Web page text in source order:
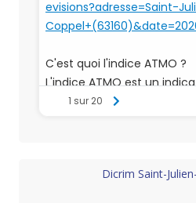
Dicrim Saint-